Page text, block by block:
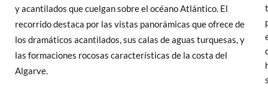
y acantilados que cuelgan sobre el océano Atlántico. El
recorrido destaca por las vistas panorámicas que ofrece de
los dramáticos acantilados, sus calas de aguas turquesas, y
las formaciones rocosas características de la costa del
Algarve.